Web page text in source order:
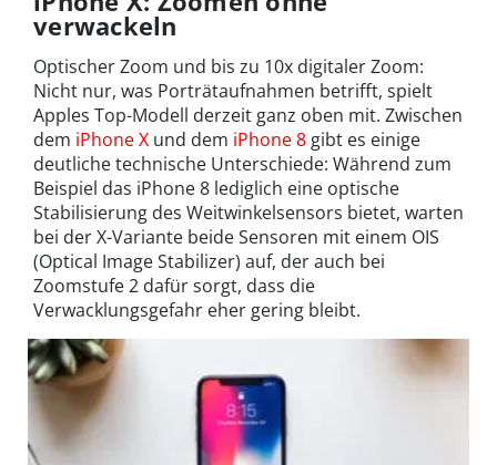
verwackeln
Optischer Zoom und bis zu 10x digitaler Zoom:
Nicht nur, was Porträtaufnahmen betrifft, spielt
Apples Top-Modell derzeit ganz oben mit. Zwischen
dem iPhone X und dem iPhone 8 gibt es einige
deutliche technische Unterschiede: Während zum
Beispiel das iPhone 8 lediglich eine optische
Stabilisierung des Weitwinkelsensors bietet, warten
bei der X-Variante beide Sensoren mit einem OIS
(Optical Image Stabilizer) auf, der auch bei
Zoomstufe 2 dafür sorgt, dass die
Verwacklungsgefahr eher gering bleibt.